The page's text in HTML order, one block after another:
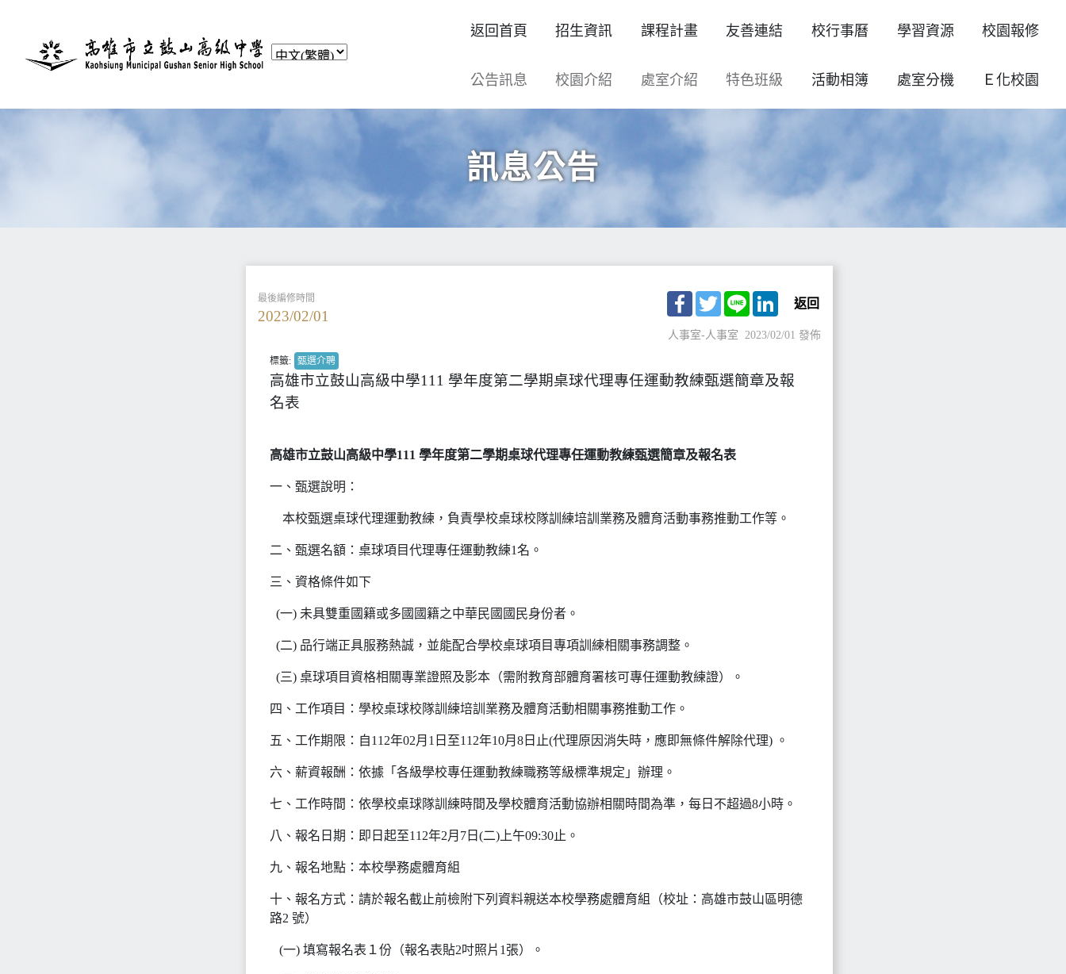
返回首頁 招生資訊 課程計畫 友善連結 校行事曆 學習資源 校園報修
公告訊息 校園介紹 處室介紹 特色班級 活動相簿 處室分機 Ｅ化校園
訊息公告
最後編修時間
2023/02/01
Facebook
TwitterLine LinkedIn
返回
人事室-人事室 2023/02/01 發佈
標籤: 甄選介聘
高雄市立鼓山高級中學111 學年度第二學期桌球代理專任運動教練甄選簡章及報
名表
高雄市立鼓山高級中學111 學年度第二學期桌球代理專任運動教練甄選簡章及報名表
一、甄選說明：
本校甄選桌球代理運動教練，負責學校桌球校隊訓練培訓業務及體育活動事務推動工作等。
二、甄選名額：桌球項目代理專任運動教練1名。
三、資格條件如下
(一) 未具雙重國籍或多國國籍之中華民國國民身份者。
(二) 品行端正具服務熱誠，並能配合學校桌球項目專項訓練相關事務調整。
(三) 桌球項目資格相關專業證照及影本（需附教育部體育署核可專任運動教練證）。
四、工作項目：學校桌球校隊訓練培訓業務及體育活動相關事務推動工作。
五、工作期限：自112年02月1日至112年10月8日止(代理原因消失時，應即無條件解除代理) 。
六、薪資報酬：依據「各級學校專任運動教練職務等級標準規定」辦理。
七、工作時間：依學校桌球隊訓練時間及學校體育活動協辦相關時間為準，每日不超過8小時。
八、報名日期：即日起至112年2月7日(二)上午09:30止。
九、報名地點：本校學務處體育組
十、報名方式：請於報名截止前檢附下列資料親送本校學務處體育組（校址：高雄市鼓山區明德
路2 號）
(一) 填寫報名表１份（報名表貼2吋照片1張）。